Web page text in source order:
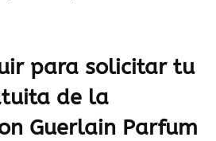
para solicitar tu
de la
Guerlain Parfum